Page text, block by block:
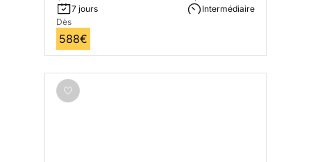
7 jours
Intermédiaire
Dès
588€